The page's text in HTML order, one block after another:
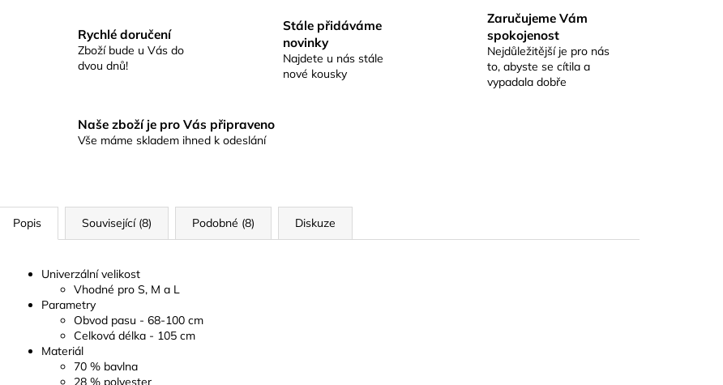
Rychlé doručení
Zboží bude u Vás do
dvou dnů!
Stále přidáváme
novinky
Najdete u nás stále
nové kousky
Zaručujeme Vám
spokojenost
Nejdůležitější je pro nás
to, abyste se cítila a
vypadala dobře
Naše zboží je pro Vás připraveno
Vše máme skladem ihned k odeslání
Popis Související (8) Podobné (8) Diskuze
Univerzální velikost
Vhodné pro S, M a L
Parametry
Obvod pasu - 68-100 cm
Celková délka - 105 cm
Materiál
70 % bavlna
28 % polyester